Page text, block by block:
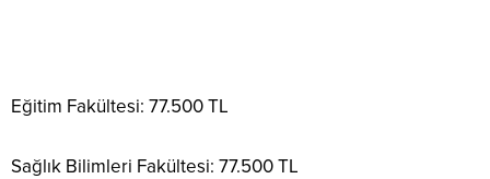
Eğitim Fakültesi: 77.500 TL
Sağlık Bilimleri Fakültesi: 77.500 TL